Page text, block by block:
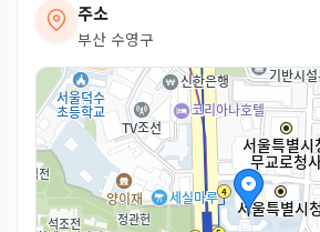
주소
부산 수영구